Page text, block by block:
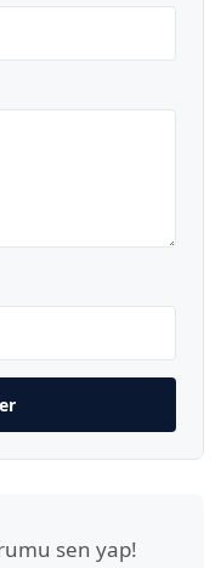
sen yap!